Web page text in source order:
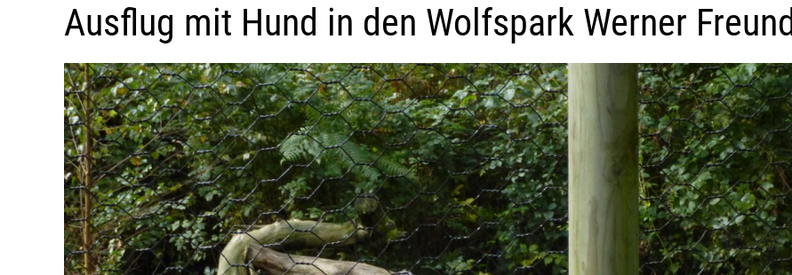
Ausflug mit Hund in den Wolfspark Werner Freund